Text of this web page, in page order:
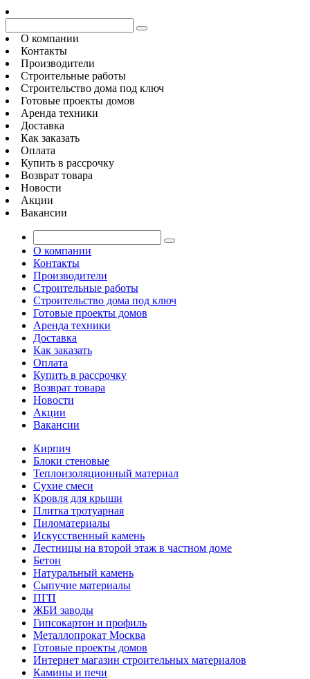
О компании
Контакты
Производители
Строительные работы
Строительство дома под ключ
Готовые проекты домов
Аренда техники
Доставка
Как заказать
Оплата
Купить в рассрочку
Возврат товара
Новости
Акции
Вакансии
О компании
Контакты
Производители
Строительные работы
Строительство дома под ключ
Готовые проекты домов
Аренда техники
Доставка
Как заказать
Оплата
Купить в рассрочку
Возврат товара
Новости
Акции
Вакансии
Кирпич
Блоки стеновые
Теплоизоляционный материал
Сухие смеси
Кровля для крыши
Плитка тротуарная
Пиломатериалы
Искусственный камень
Лестницы на второй этаж в частном доме
Бетон
Натуральный камень
Сыпучие материалы
ПГП
ЖБИ заводы
Гипсокартон и профиль
Металлопрокат Москва
Готовые проекты домов
Интернет магазин строительных материалов
Камины и печи